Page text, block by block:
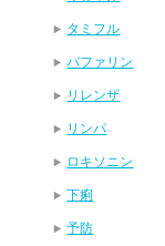
タミフル
バファリン
リレンザ
リンパ
ロキソニン
下痢
予防